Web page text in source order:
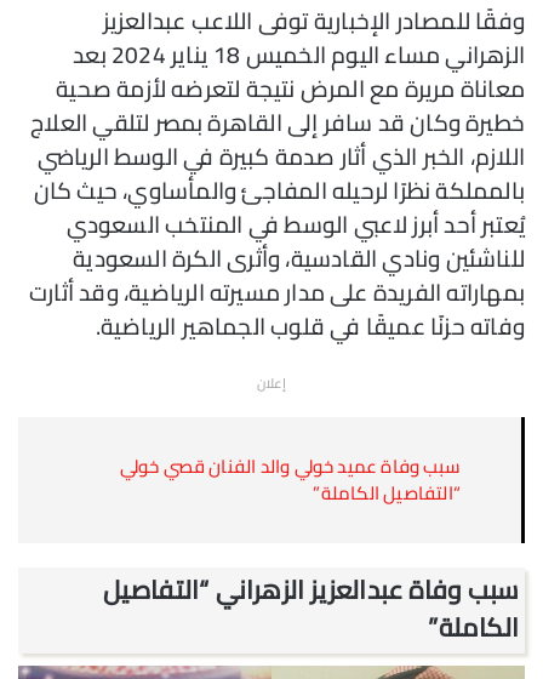
وفقًا للمصادر الإخبارية توفى اللاعب عبدالعزيز
الزهراني مساء اليوم الخميس 18 يناير 2024 بعد
معاناة مريرة مع المرض نتيجة لتعرضه لأزمة صحية
خطيرة وكان قد سافر إلى القاهرة بمصر لتلقي العلاج
اللازم، الخبر الذي أثار صدمة كبيرة في الوسط الرياضي
بالمملكة نظرًا لرحيله المفاجئ والمأساوي، حيث كان
يُعتبر أحد أبرز لاعبي الوسط في المنتخب السعودي
للناشئين ونادي القادسية، وأثرى الكرة السعودية
بمهاراته الفريدة على مدار مسيرته الرياضية، وقد أثارت
وفاته حزنًا عميقًا في قلوب الجماهير الرياضية.
إعلان
سبب وفاة عميد خولي والد الفنان قصي خولي
“التفاصيل الكاملة”
سبب وفاة عبدالعزيز الزهراني “التفاصيل
الكاملة”